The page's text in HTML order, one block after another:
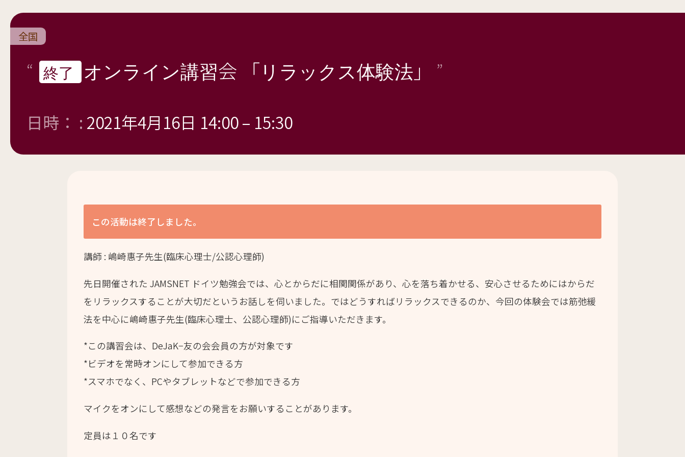
全国
終了 オンライン講習会 「リラックス体験法」
日時： : 2021年4月16日 14:00– 15:30
この活動は終了しました。
講師 : 嶋崎惠子先生(臨床心理士/公認心理師)
先日開催された JAMSNET ドイツ勉強会では、心とからだに相関関係があり、心を落ち着かせる、安心させるためにはからだ
をリラックスすることが大切だというお話しを伺いました。ではどうすればリラックスできるのか、今回の体験会では筋弛緩
法を中心に嶋崎惠子先生(臨床心理士、公認心理師)にご指導いただきます。
*この講習会は、DeJaK−友の会会員の方が対象です
*ビデオを常時オンにして参加できる方
*スマホでなく、PCやタブレットなどで参加できる方
マイクをオンにして感想などの発言をお願いすることがあります。
定員は１０名です